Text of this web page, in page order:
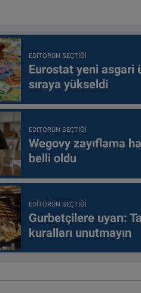
EDITÖRÜN SEÇTIĞI
Eurostat yeni asgari
sıraya yükseldi
EDITÖRÜN SEÇTIĞI
Wegovy zayıflama
belli oldu
EDITÖRÜN SEÇTIĞI
Gurbetçilere uyarı:
kuralları unutmayın